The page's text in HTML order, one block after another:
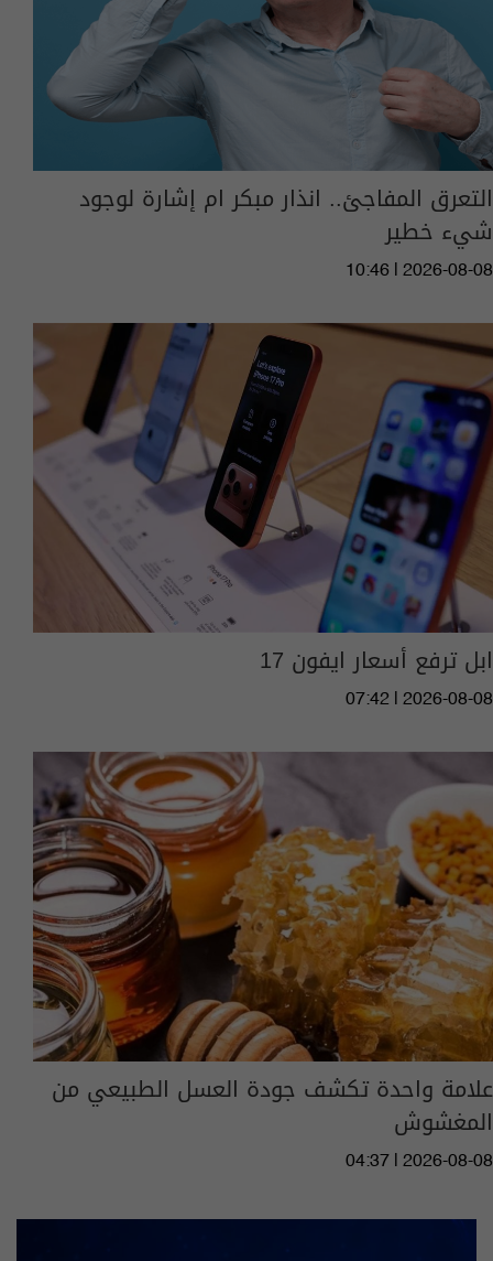
التعرق المفاجئ.. انذار مبكر ام إشارة لوجود
شيء خطير
10:46 | 2026-08-08
ابل ترفع أسعار ايفون 17
07:42 | 2026-08-08
علامة واحدة تكشف جودة العسل الطبيعي من
المغشوش
04:37 | 2026-08-08